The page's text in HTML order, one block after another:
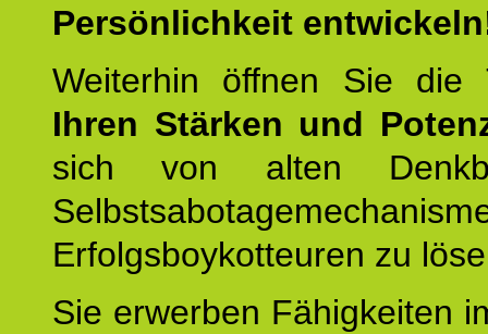
Persönlichkeit
Weiterhin öffnen Sie
Ihren Stärken und
sich von alten
Erfolgsboykotteuren zu
Sie erwerben Fähigkeiten